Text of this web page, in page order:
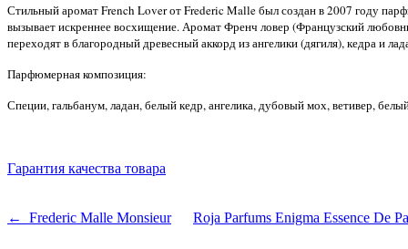
Стильный аромат French Lover от Frederic Malle был создан в 2007 году
вызывает искреннее восхищение. Аромат Френч ловер (Французский
переходят в благородный древесный аккорд из ангелики (дягиля), кедра и
Парфюмерная композиция:
Специи, гальбанум, ладан, белый кедр, ангелика, дубовый мох, ветивер,
Гарантия качества товара
← Frederic Malle Monsieur Roja Parfums Enigma Essence De